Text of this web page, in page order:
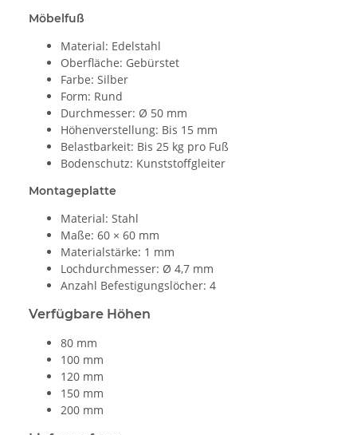
Möbelfuß
Material: Edelstahl
Oberfläche: Gebürstet
Farbe: Silber
Form: Rund
Durchmesser: Ø 50 mm
Höhenverstellung: Bis 15 mm
Belastbarkeit: Bis 25 kg pro Fuß
Bodenschutz: Kunststoffgleiter
Montageplatte
Material: Stahl
Maße: 60 × 60 mm
Materialstärke: 1 mm
Lochdurchmesser: Ø 4,7 mm
Anzahl Befestigungslöcher: 4
Verfügbare Höhen
80 mm
100 mm
120 mm
150 mm
200 mm